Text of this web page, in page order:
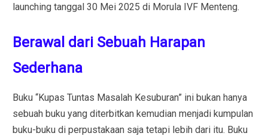
launching tanggal 30 Mei 2025 di Morula IVF Menteng.
Berawal dari Sebuah Harapan
Sederhana
Buku “Kupas Tuntas Masalah Kesuburan” ini bukan hanya
sebuah buku yang diterbitkan kemudian menjadi kumpulan
buku-buku di perpustakaan saja tetapi lebih dari itu. Buku